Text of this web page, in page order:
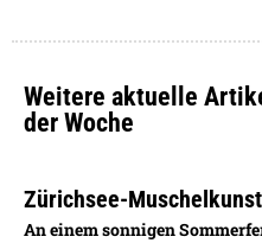
Weitere aktuelle
der Woche
Zürichsee-
An einem sonnigen